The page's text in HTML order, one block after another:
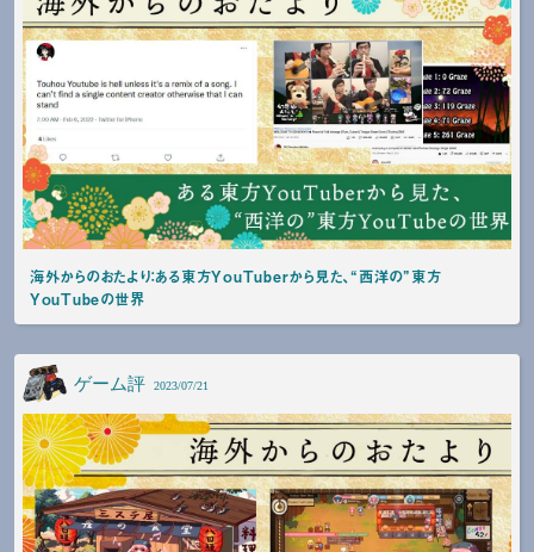
海外からのおたより：ある東方YouTuberから見た、“西洋の”東方
YouTubeの世界
ゲーム評 2023/07/21